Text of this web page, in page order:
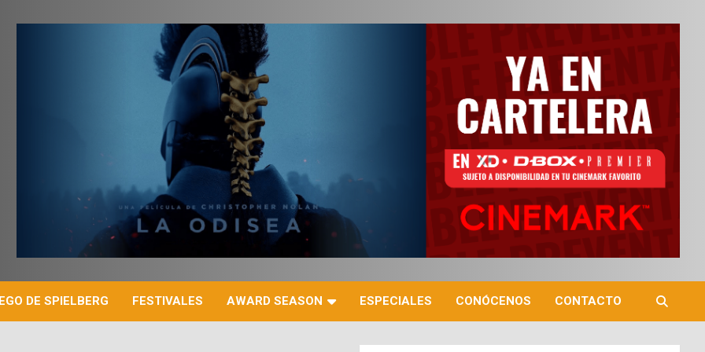
DE SPIELBERG FESTIVALES AWARD SEASON ESPECIALES CONÓCENOS CONTACTO